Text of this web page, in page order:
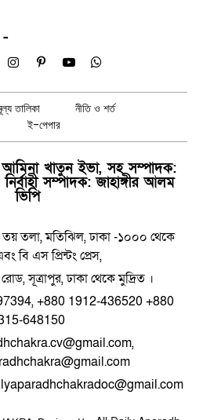
InstagramPinterestYouTubeWhatsApp
তালিকা
নীতি ও শর্ত
ই-পেপার
খাতুন ইভা, সহ সম্পাদক:
সম্পাদক: জাহাঙ্গীর আলম
ভিপি
তয় তলা, মতিঝিল, ঢাকা -১০০০ থেকে
বি এস প্রিন্টং প্রেস,
সূত্রাপুর, ঢাকা থেকে মুদ্রিত ।
+880 1912-436520 +880
648150